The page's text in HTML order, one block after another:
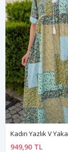
949,90 TL